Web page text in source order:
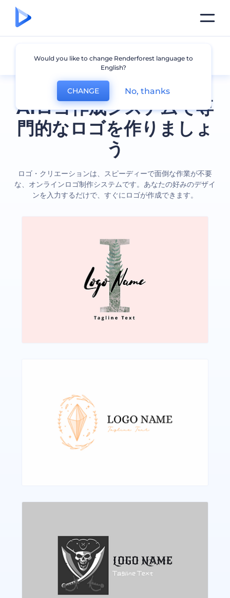
AIロゴ作成システムで専
門的なロゴを作りましょ
う
ロゴ・クリエーションは、スピーディーで面倒な作業が不要
な、オンラインロゴ制作システムです。あなたの好みのデザイ
ンを入力するだけで、すぐにロゴが作成できます。
全てのロゴ
Would you like to change Renderforest language to
English?
CHANGE No, thanks